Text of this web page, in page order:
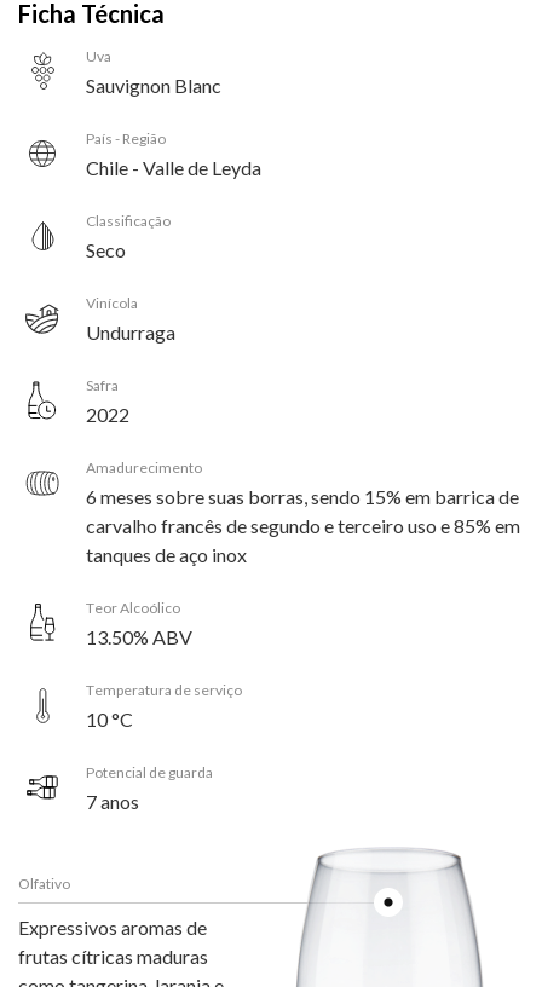
Ficha Técnica
Uva
Sauvignon Blanc
País - Região
Chile - Valle de Leyda
Classificação
Seco
Vinícola
Undurraga
Safra
2022
Amadurecimento
6 meses sobre suas borras, sendo 15% em barrica de
carvalho francês de segundo e terceiro uso e 85% em
tanques de aço inox
Teor Alcoólico
13.50% ABV
Temperatura de serviço
10 °C
Potencial de guarda
7 anos
Olfativo
Expressivos aromas de
frutas cítricas maduras